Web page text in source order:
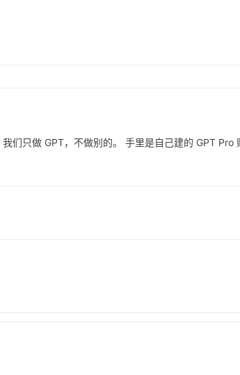
们只做 GPT，不做别的。 手里是自己建的 GPT